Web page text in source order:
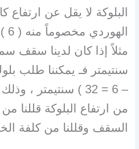
البلوكة لا يقل عن ارتفاع
– 6 = 32 ) سنتيمتر ،
من ارتفاع البلوكة قللنا
السقف وقللنا من كلفة